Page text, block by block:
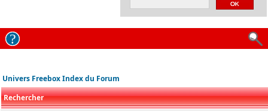
Univers Freebox Index du Forum
Rechercher